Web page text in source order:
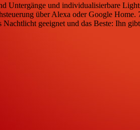
und individualisierbare
über Alexa oder Google
geeignet und das Beste: Ihn